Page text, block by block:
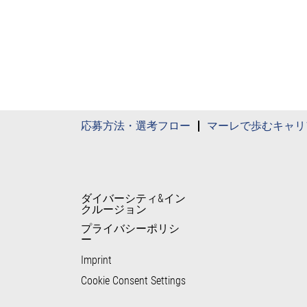
応募方法・選考フロー マーレで歩むキャ
ダイバーシティ&イン
クルージョン
プライバシーポリシ
ー
Imprint
Cookie Consent Settings